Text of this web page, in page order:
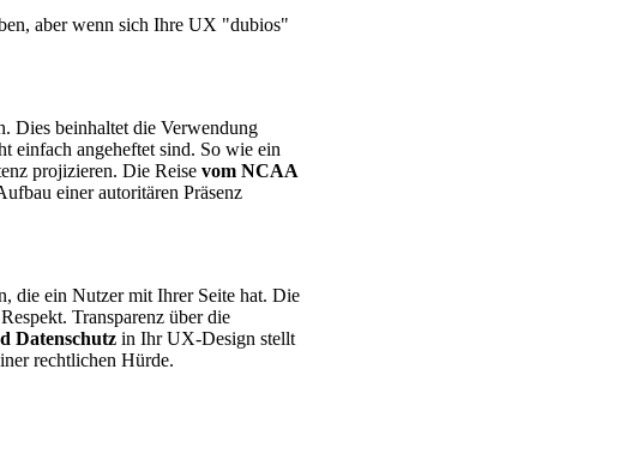
aber wenn sich Ihre UX "dubios"
Dies beinhaltet die Verwendung
einfach angeheftet sind. So wie ein
projizieren. Die Reise vom NCAA
einer autoritären Präsenz
die ein Nutzer mit Ihrer Seite hat. Die
Transparenz über die
Datenschutz in Ihr UX-Design stellt
rechtlichen Hürde.